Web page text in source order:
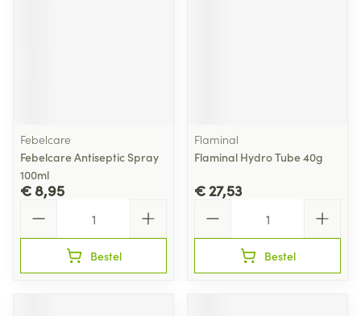
Febelcare
Febelcare Antiseptic Spray
100ml
€ 8,95
Bestel
Flaminal
Flaminal Hydro Tube 40g
€ 27,53
Bestel